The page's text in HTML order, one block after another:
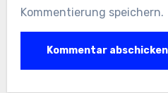
Kommentierung speichern.